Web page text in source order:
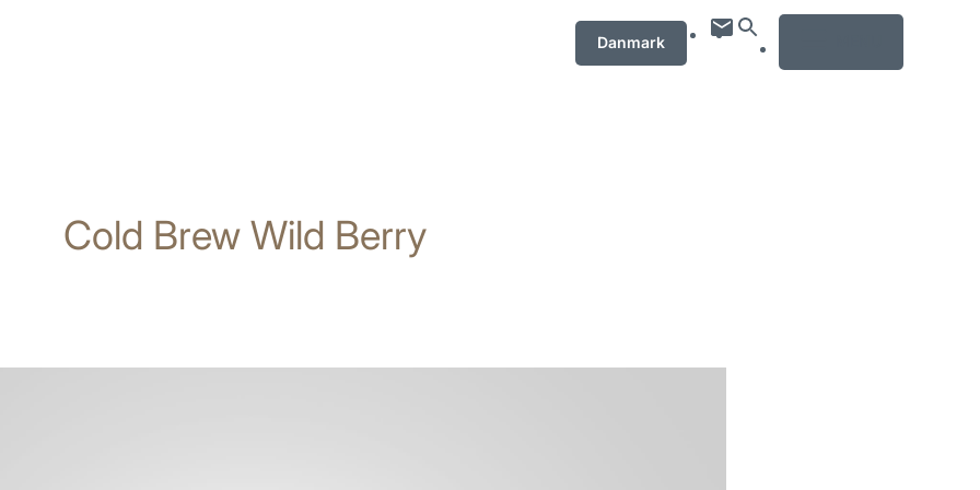
Danmark
Cold Brew Wild Berry